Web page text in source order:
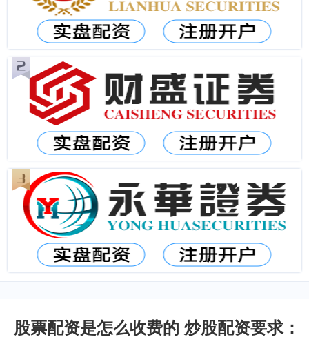
股票配资是怎么收费的 炒股配资要求：